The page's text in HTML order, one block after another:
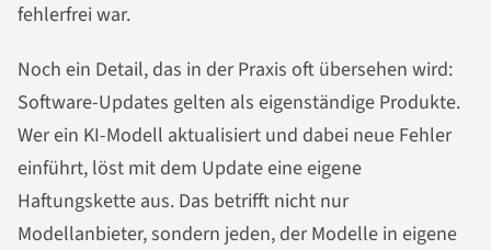
fehlerfrei war.
Noch ein Detail, das in der Praxis oft übersehen wird:
Software-Updates gelten als eigenständige Produkte.
Wer ein KI-Modell aktualisiert und dabei neue Fehler
einführt, löst mit dem Update eine eigene
Haftungskette aus. Das betrifft nicht nur
Modellanbieter, sondern jeden, der Modelle in eigene